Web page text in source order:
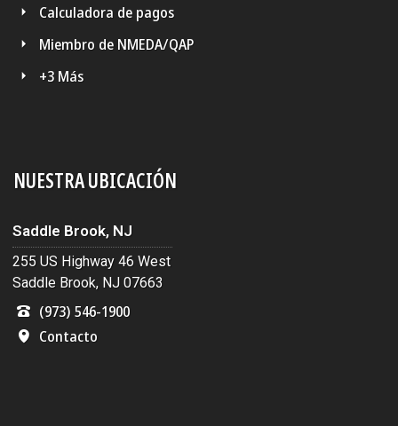
Calculadora de pagos
Miembro de NMEDA/QAP
+3 Más
NUESTRA UBICACIÓN
Saddle Brook, NJ
255 US Highway 46 West
Saddle Brook, NJ 07663
(973) 546-1900
Contacto